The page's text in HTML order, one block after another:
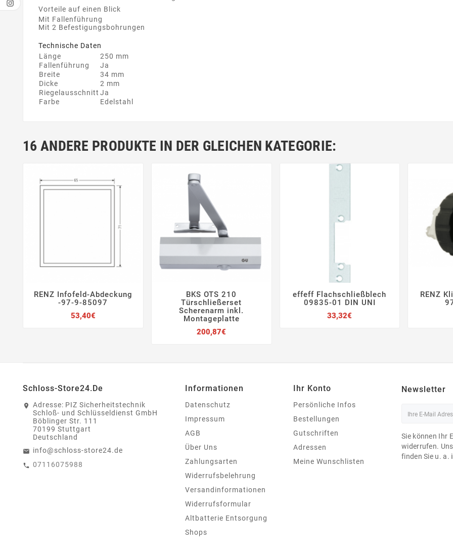
Vorteile auf einen Blick
Mit Fallenführung
Mit 2 Befestigungsbohrungen
Technische Daten
Länge
250 mm
Fallenführung
Ja
Breite
34 mm
Dicke
2 mm
Riegelausschnitt Ja
Farbe
Edelstahl
16 ANDERE PRODUKTE IN DER GLEICHEN KATEGORIE:
 
RENZ Infofeld-Abdeckung
-97-9-85097
53,40€Preis
  
BKS OTS 210
Türschließerset
Scherenarm inkl.
Montageplatte
200,87€
   
effeff Flachschließblech
09835-01 DIN UNI
33,32€
RENZ
Schloss-Store24.de
Adresse: PIZ Sicherheitstechnik
Schloß- und Schlüsseldienst GmbH
Böblinger Str. 111
70199 Stuttgart
Deutschland
info@schloss-store24.de
07116075988
Informationen
Datenschutz
Impressum
AGB
Über Uns
Zahlungsarten
Widerrufsbelehrung
Versandinformationen
Widerrufsformular
Altbatterie Entsorgung
Shops
Ihr Konto
Persönliche Infos
Bestellungen
Gutschriften
Adressen
Meine Wunschlisten
Newsletter
Sie können Ihr
widerrufen.
finden Sie u. a.